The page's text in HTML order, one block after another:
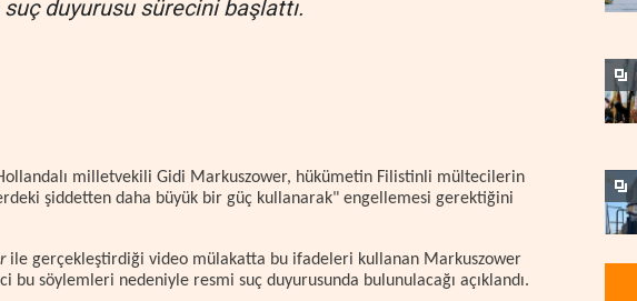
suç duyurusu sürecini başlattı.
milletvekili Gidi Markuszower, hükümetin Filistinli mültecilerin
şiddetten daha büyük bir güç kullanarak" engellemesi gerektiğini
ile gerçekleştirdiği video mülakatta bu ifadeleri kullanan Markuszower
bu söylemleri nedeniyle resmi suç duyurusunda bulunulacağı açıklandı.